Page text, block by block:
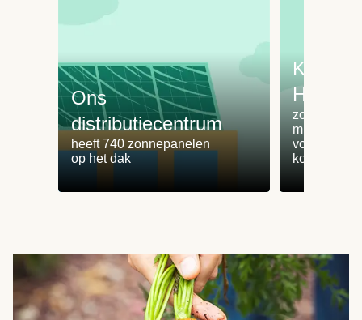
Ons
distributiecentrum
heeft 740 zonnepanelen
op het dak
Koken
zorgt voor
minder
koken